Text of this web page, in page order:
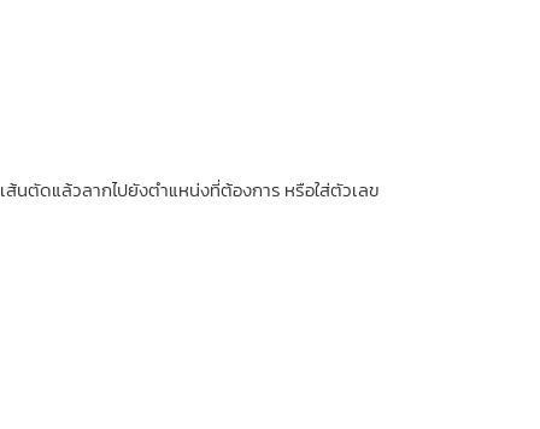
นตัดแล้วลากไปยังตำแหน่งที่ต้องการ หรือใส่ตัวเลข